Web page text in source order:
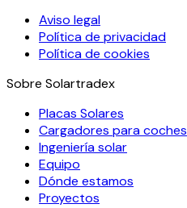
Aviso legal
Política de privacidad
Política de cookies
Sobre Solartradex
Placas Solares
Cargadores para coches
Ingeniería solar
Equipo
Dónde estamos
Proyectos